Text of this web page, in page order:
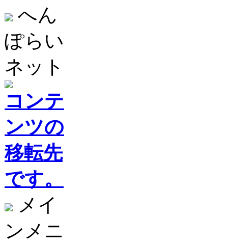
へん
ぽらい
ネット
コンテ
ンツの
移転先
です。
メイ
ンメニ